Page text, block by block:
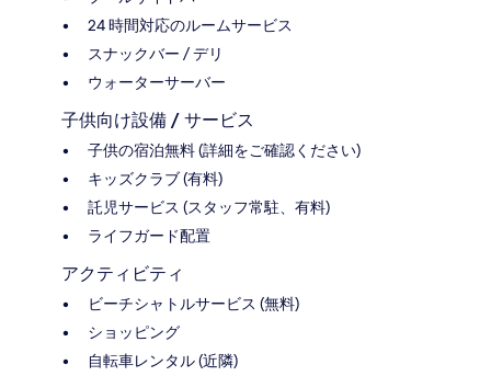
24 時間対応のルームサービス
スナックバー / デリ
ウォーターサーバー
子供向け設備 / サービス
子供の宿泊無料 (詳細をご確認ください)
キッズクラブ (有料)
託児サービス (スタッフ常駐、有料)
ライフガード配置
アクティビティ
ビーチシャトルサービス (無料)
ショッピング
自転車レンタル (近隣)